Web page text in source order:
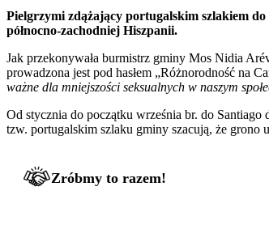
Pielgrzymi zdążający portugalskim szlakiem
północno-zachodniej Hiszpanii.
Jak przekonywała burmistrz gminy Mos Nidia
prowadzona jest pod hasłem „Różnorodność na
ważne dla mniejszości seksualnych w naszym
Od stycznia do początku września br. do
tzw. portugalskim szlaku gminy szacują, że
Zróbmy to razem!